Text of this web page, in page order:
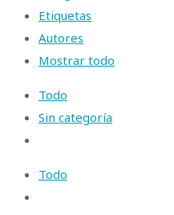
Etiquetas
Autores
Mostrar todo
Todo
Sin categoría
Todo